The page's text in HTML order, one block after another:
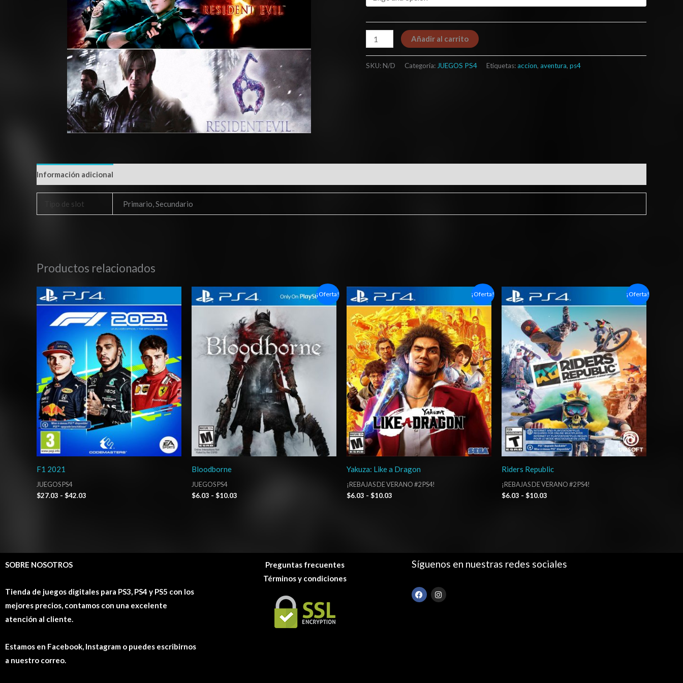
Añadir al carrito
SKU:N/D Categoría: JUEGOS PS4 Etiquetas:accion, aventura, ps4
Información adicional
Tipo de slot Primario, Secundario
Productos relacionados
F1 2021
JUEGOS PS4
$27.03 - $42.03
Rango
de
precios:
desde
$27.03
hasta
$42.03
¡Oferta!
Bloodborne
JUEGOS PS4
$6.03 - $10.03
Rango
de
precios:
desde
$6.03
hasta
$10.03
¡Oferta!
Yakuza: Like a Dragon
¡REBAJAS DE VERANO #2 PS4!
$6.03 - $10.03
de
precios:
desde
$6.03
hasta
$10.03
¡Oferta!
Riders Republic
¡REBAJAS DE VERANO #2 PS4!
$6.03 - $10.03
de
precios:
desde
$6.03
hasta
$10.03
SOBRE NOSOTROS
Tienda de juegos digitales para PS3, PS4 y PS5 con los
mejores precios, contamos con una excelente
atención al cliente.
Estamos en Facebook, Instagram o puedes escribirnos
a nuestro correo.
Preguntas frecuentes
Términos y condiciones
Síguenos en nuestras redes sociales
F
a
I
n